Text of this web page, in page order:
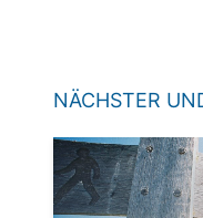
NÄCHSTER